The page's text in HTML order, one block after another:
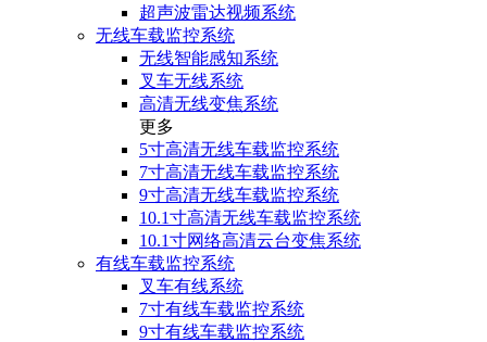
超声波雷达视频系统
无线车载监控系统
无线智能感知系统
叉车无线系统
高清无线变焦系统
更多
5寸高清无线车载监控系统
7寸高清无线车载监控系统
9寸高清无线车载监控系统
10.1寸高清无线车载监控系统
10.1寸网络高清云台变焦系统
有线车载监控系统
叉车有线系统
7寸有线车载监控系统
9寸有线车载监控系统